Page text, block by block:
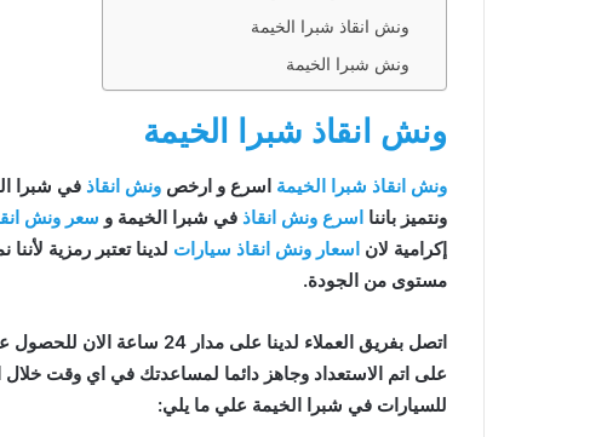
ونش انقاذ شبرا الخيمة
ونش شبرا الخيمة
ونش انقاذ شبرا الخيمة
ونش انقاذ شبرا الخيمة اسرع و ارخص ونش انقاذ في شبرا
ونتميز باننا اسرع ونش انقاذ في شبرا الخيمة و سعر ونش
إكرامية لان اسعار ونش انقاذ سيارات لدينا تعتبر رمزية لأننا
مستوى من الجودة.
اتصل بفريق العملاء لدينا على مدار 24 ساعة الان للحصول على
على اتم الاستعداد وجاهز دائما لمساعدتك في اي وقت خلال
للسيارات في شبرا الخيمة علي ما يلي: